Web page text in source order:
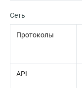
Сеть
Протоколы
API